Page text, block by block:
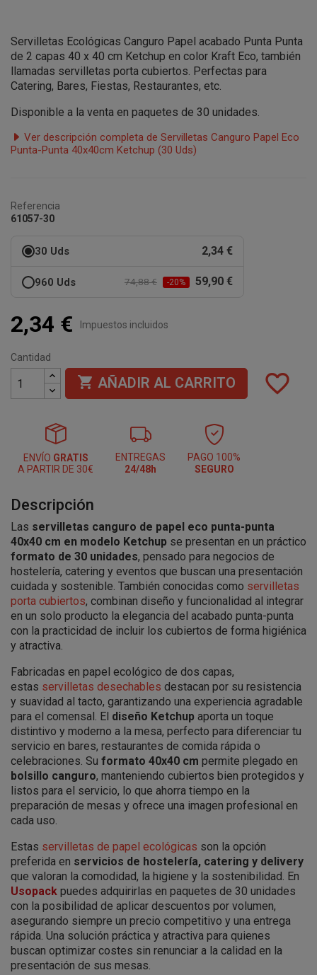
Servilletas Ecológicas Canguro Papel acabado Punta Punta
de 2 capas 40 x 40 cm Ketchup en color Kraft Eco, también
llamadas servilletas porta cubiertos. Perfectas para
Catering, Bares, Fiestas, Restaurantes, etc.
Disponible a la venta en paquetes de 30 unidades.
Ver descripción completa de Servilletas Canguro Papel Eco
Punta-Punta 40x40cm Ketchup (30 Uds)
Referencia
61057-30
30 Uds 2,34 €
960 Uds 74,88 € -20% 59,90 €
2,34 € Impuestos incluidos
Cantidad
 AÑADIR AL CARRITO favorite_border
ENVÍO GRATIS
A PARTIR DE 30€
ENTREGAS
24/48h
PAGO 100%
SEGURO
Descripción
Las servilletas canguro de papel eco punta-punta
40x40 cm en modelo Ketchup se presentan en un práctico
formato de 30 unidades, pensado para negocios de
hostelería, catering y eventos que buscan una presentación
cuidada y sostenible. También conocidas como servilletas
porta cubiertos, combinan diseño y funcionalidad al integrar
en un solo producto la elegancia del acabado punta-punta
con la practicidad de incluir los cubiertos de forma higiénica
y atractiva.
Fabricadas en papel ecológico de dos capas,
estas servilletas desechables destacan por su resistencia
y suavidad al tacto, garantizando una experiencia agradable
para el comensal. El diseño Ketchup aporta un toque
distintivo y moderno a la mesa, perfecto para diferenciar tu
servicio en bares, restaurantes de comida rápida o
celebraciones. Su formato 40x40 cm permite plegado en
bolsillo canguro, manteniendo cubiertos bien protegidos y
listos para el servicio, lo que ahorra tiempo en la
preparación de mesas y ofrece una imagen profesional en
cada uso.
Estas servilletas de papel ecológicas son la opción
preferida en servicios de hostelería, catering y delivery
que valoran la comodidad, la higiene y la sostenibilidad. En
Usopack puedes adquirirlas en paquetes de 30 unidades
con la posibilidad de aplicar descuentos por volumen,
asegurando siempre un precio competitivo y una entrega
rápida. Una solución práctica y atractiva para quienes
buscan optimizar costes sin renunciar a la calidad en la
presentación de sus mesas.